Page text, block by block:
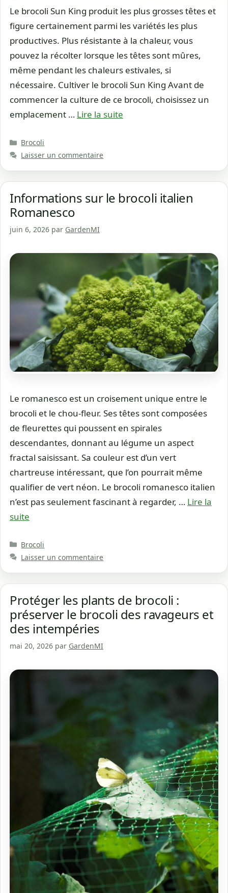
Le brocoli Sun King produit les plus grosses têtes et
figure certainement parmi les variétés les plus
productives. Plus résistante à la chaleur, vous
pouvez la récolter lorsque les têtes sont mûres,
même pendant les chaleurs estivales, si
nécessaire. Cultiver le brocoli Sun King Avant de
commencer la culture de ce brocoli, choisissez un
emplacement … Lire la suite
Catégories
Brocoli
Laisser un commentaire
Informations sur le brocoli italien
Romanesco
juin 6, 2026 par GardenMI
Le romanesco est un croisement unique entre le
brocoli et le chou-fleur. Ses têtes sont composées
de fleurettes qui poussent en spirales
descendantes, donnant au légume un aspect
fractal saisissant. Sa couleur est d’un vert
chartreuse intéressant, que l’on pourrait même
qualifier de vert néon. Le brocoli romanesco italien
n’est pas seulement fascinant à regarder, … Lire la
suite
Catégories
Brocoli
Laisser un commentaire
Protéger les plants de brocoli :
préserver le brocoli des ravageurs et
des intempéries
mai 20, 2026 par GardenMI